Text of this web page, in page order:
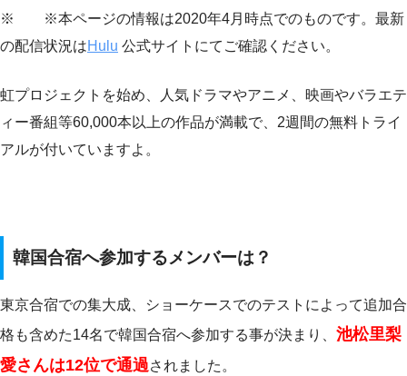
※ ※本ページの情報は2020年4月時点でのものです。最新
の配信状況はHulu 公式サイトにてご確認ください。
虹プロジェクトを始め、人気ドラマやアニメ、映画やバラエテ
ィー番組等60,000本以上の作品が満載で、2週間の無料トライ
アルが付いていますよ。
韓国合宿へ参加するメンバーは？
東京合宿での集大成、ショーケースでのテストによって追加合
格も含めた14名で韓国合宿へ参加する事が決まり、 池松里梨
愛さんは12位で通過されました。